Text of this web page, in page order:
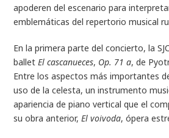
apoderen del escenario para
emblemáticas del repertorio musical
En la primera parte del concierto, la
balletEl cascanueces, Op. 71 a, de
Entre los aspectos más importantes
uso de la celesta, un instrumento
apariencia de piano vertical que el
su obra anterior,El voivoda, ópera